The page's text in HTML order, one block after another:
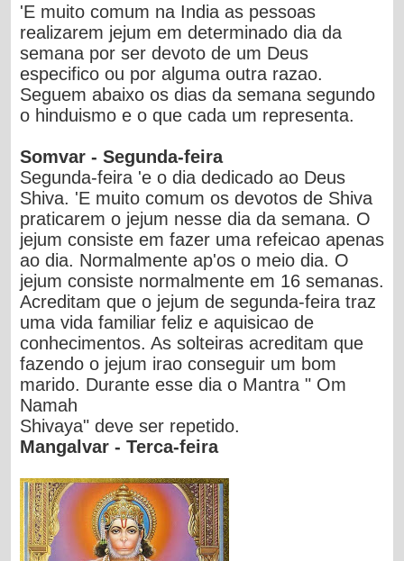
'E muito comum na India as pessoas
realizarem jejum em determinado dia da
semana por ser devoto de um Deus
especifico ou por alguma outra razao.
Seguem abaixo os dias da semana segundo
o hinduismo e o que cada um representa.
Somvar - Segunda-feira
Segunda-feira 'e o dia dedicado ao Deus
Shiva. 'E muito comum os devotos de Shiva
praticarem o jejum nesse dia da semana. O
jejum consiste em fazer uma refeicao apenas
ao dia. Normalmente ap'os o meio dia. O
jejum consiste normalmente em 16 semanas.
Acreditam que o jejum de segunda-feira traz
uma vida familiar feliz e aquisicao de
conhecimentos. As solteiras acreditam que
fazendo o jejum irao conseguir um bom
marido. Durante esse dia o Mantra " Om
Namah
Shivaya" deve ser repetido.
Mangalvar - Terca-feira